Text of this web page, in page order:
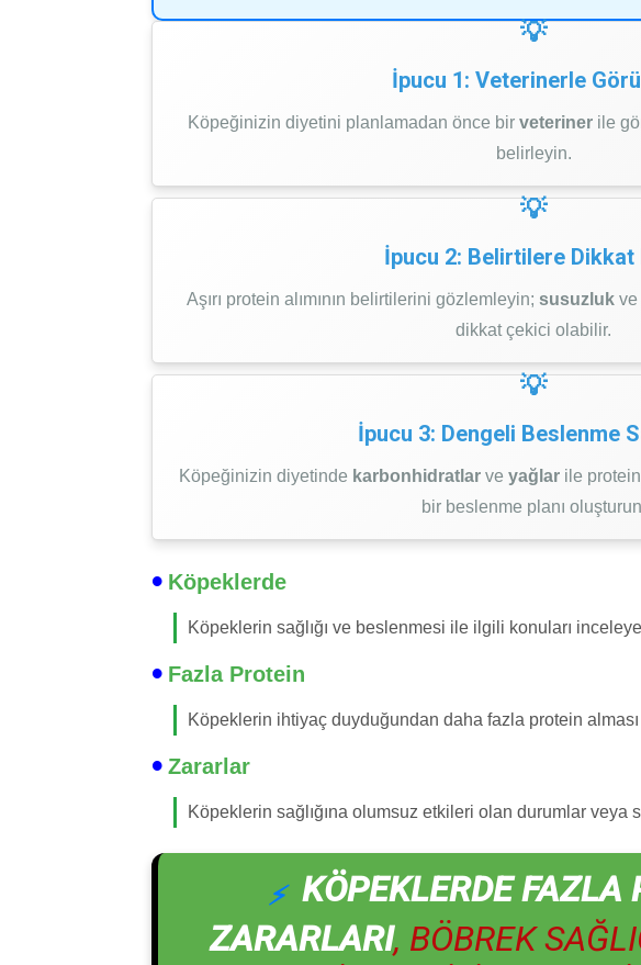
İpucu 1: Veterinerle
Köpeğinizin diyetini planlamadan önce bir veteriner ile
belirleyin.
İpucu 2: Belirtilere Dikkat
Aşırı protein alımının belirtilerini gözlemleyin; susuzlukve
dikkat çekici olabilir.
İpucu 3: Dengeli Beslenme
Köpeğinizin diyetinde karbonhidratlarve yağlarile protein
bir beslenme planı
Köpeklerde
Köpeklerin sağlığı ve beslenmesi ile ilgili konuları
Fazla Protein
Köpeklerin ihtiyaç duyduğundan daha fazla protein
Zararlar
Köpeklerin sağlığına olumsuz etkileri olan durumlar veya
KÖPEKLERDE FAZLA
ZARARLARI, BÖBREK